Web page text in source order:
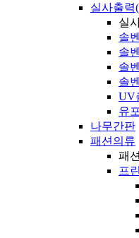
실사출력
실
솔
솔
솔
솔
UV
유
나무간판
패션의류
패
프